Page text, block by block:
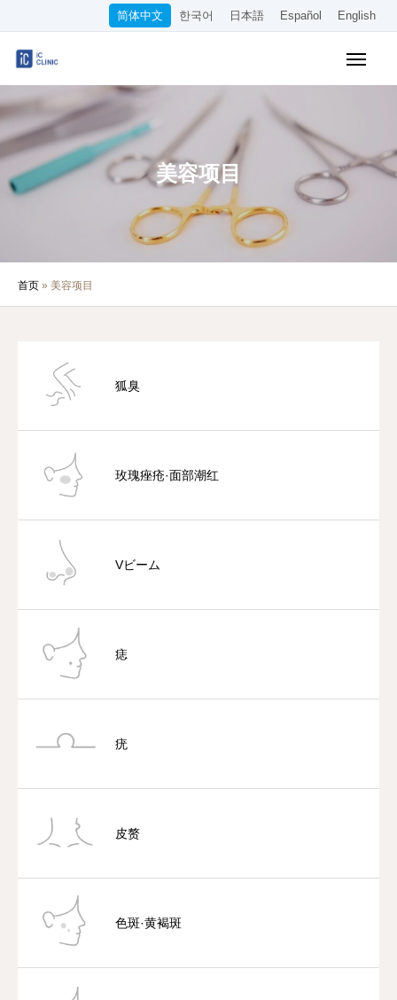
简体中文 한국어 日本語 Español English
美容项目
首页 » 美容项目
狐臭
玫瑰痤疮·面部潮红
Vビーム
痣
疣
皮赘
色斑·黄褐斑
美容项目
收费标准
招聘信息
其他